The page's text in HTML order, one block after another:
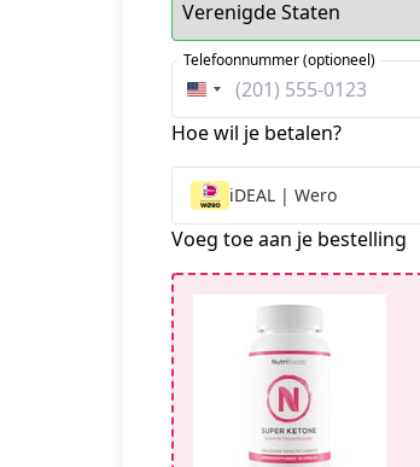
Verenigde
Staten
Telefoonnummer (optioneel)
Hoe wil je betalen?
iDEAL | Wero
Voeg toe aan je bestelling